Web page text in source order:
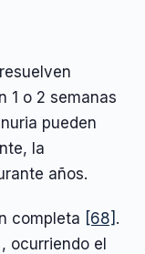
1 o 2 semanas
pueden
la
años.
completa [68] .
ocurriendo el